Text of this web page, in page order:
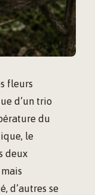
fleurs
d’un trio
du
le
deux
d’autres se